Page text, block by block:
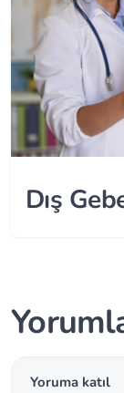
Dış
Yoruma katıl